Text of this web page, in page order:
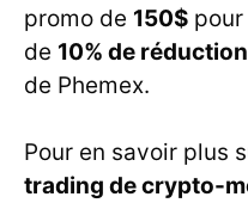
promo de 150$
de 10% de
de Phemex.
Pour en savoir plus
trading de crypto-